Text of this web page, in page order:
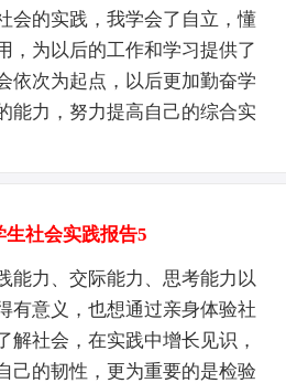
的实践，我学会了自立，懂
，为以后的工作和学习提供了
依次为起点，以后更加勤奋学
能力，努力提高自己的综合实
生社会实践报告5
力、交际能力、思考能力以
有意义，也想通过亲身体验社
解社会，在实践中增长见识，
己的韧性，更为重要的是检验